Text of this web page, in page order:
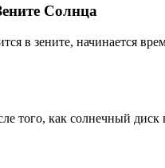
Солнца
в зените, начинается
того, как солнечный